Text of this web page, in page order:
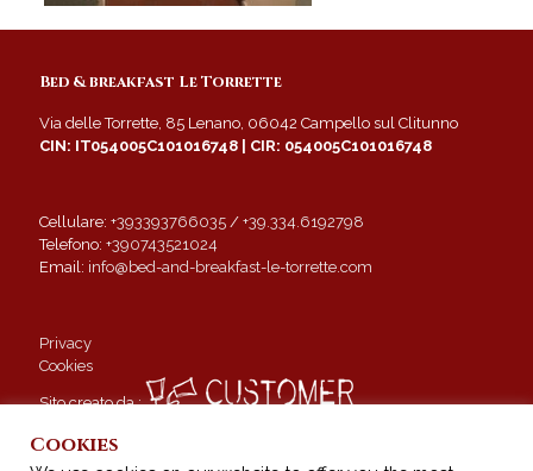
Bed & breakfast Le Torrette
Via delle Torrette, 85 Lenano, 06042 Campello sul Clitunno
CIN: IT054005C101016748 | CIR: 054005C101016748
Cellulare: +393393766035 / +39.334.6192798
Telefono: +390743521024
Email: info@bed-and-breakfast-le-torrette.com
Privacy
Cookies
Sito creato da :
Cookies